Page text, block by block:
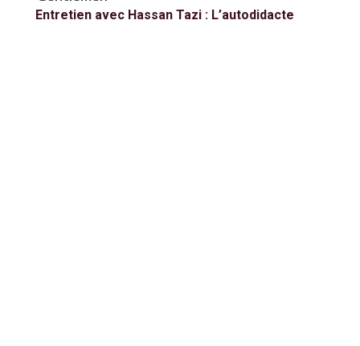
Entretien avec Hassan Tazi : L’autodidacte